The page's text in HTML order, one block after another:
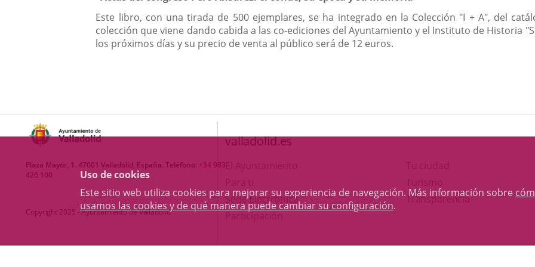
Uso de cookies
Este sitio web utiliza cookies para mejorar su experiencia de navegación. Más información sobre
usamos las cookies y de qué manera puede cambiar su configuración.
Este libro, con una tirada de 500 ejemplares, se ha integrado en la Colección "I + A", del
colección que viene dando cabida a las co-ediciones del Ayuntamiento y el Instituto de Historia
los próximos días y su precio de venta al público será de 12 euros.
Plaza Mayor, 1. 47001 Valladolid, España. Teléfono: +34 983
426 100
Copyright 2025 - Ayuntamiento de Valladolid
valladolid.es
enlace
en
Sede ElectrónicaEnlace
aplicación
Transparencia
Participación